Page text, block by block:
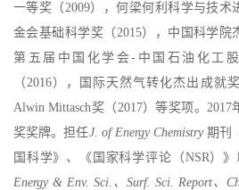
一等奖（2009），何梁何利科学与技术
金会基础科学奖（2015），中国科学院
第五届中国化学会-中国石油化工
（2016），国际天然气转化杰出成就
Alwin Mittasch奖（2017）等奖项。
奖奖牌。担任J. of Energy Chemistry期刊
国科学》、《国家科学评论（NSR）
Energy & Env. Sci.、Surf. Sci. Report、